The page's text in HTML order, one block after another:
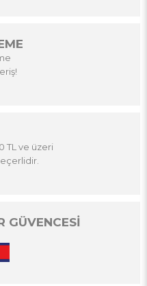
TL ve üzeri
GÜVENCESİ